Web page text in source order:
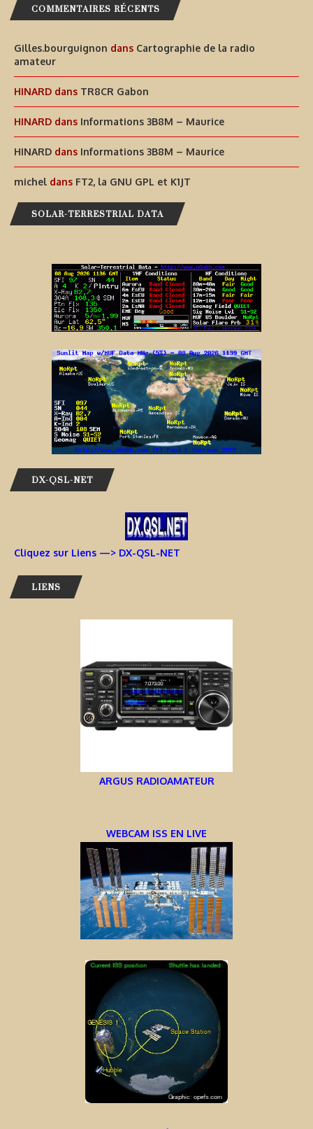
COMMENTAIRES RÉCENTS
Gilles.bourguignon dans Cartographie de la radio
amateur
HINARD dans TR8CR Gabon
HINARD dans Informations 3B8M – Maurice
HINARD dans Informations 3B8M – Maurice
michel dans FT2, la GNU GPL et K1JT
SOLAR-TERRESTRIAL DATA
DX-QSL-NET
Cliquez sur Liens —> DX-QSL-NET
LIENS
ARGUS RADIOAMATEUR
WEBCAM ISS EN LIVE